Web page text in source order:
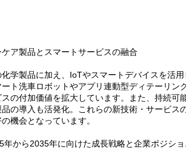
ア製品とスマートサービスの融合
学製品に加え、IoTやスマートデバイスを活
ト洗車ロボットやアプリ連動型ディテーリン
の付加価値を拡大しています。また、持続可
の導入も活発化。これらの新技術・サービス
機会となっています。
年から2035年に向けた成長戦略と企業ポジシ